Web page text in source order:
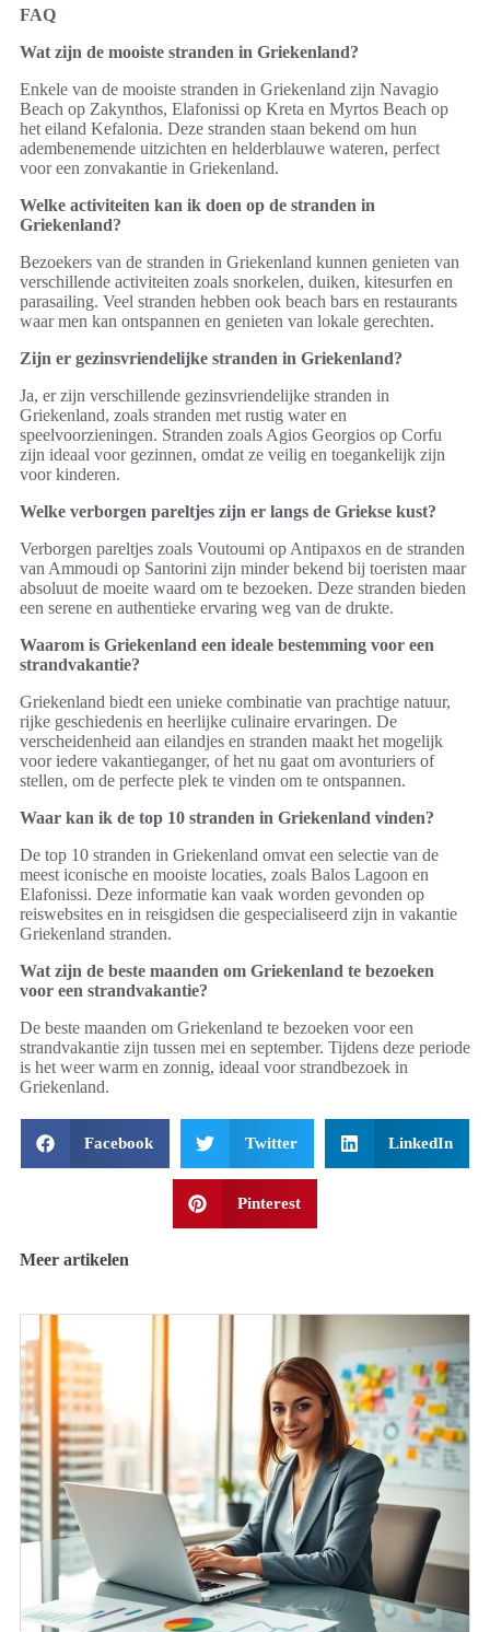
FAQ
Wat zijn de mooiste stranden in Griekenland?
Enkele van de mooiste stranden in Griekenland zijn Navagio
Beach op Zakynthos, Elafonissi op Kreta en Myrtos Beach op
het eiland Kefalonia. Deze stranden staan bekend om hun
adembenemende uitzichten en helderblauwe wateren, perfect
voor een zonvakantie in Griekenland.
Welke activiteiten kan ik doen op de stranden in
Griekenland?
Bezoekers van de stranden in Griekenland kunnen genieten van
verschillende activiteiten zoals snorkelen, duiken, kitesurfen en
parasailing. Veel stranden hebben ook beach bars en restaurants
waar men kan ontspannen en genieten van lokale gerechten.
Zijn er gezinsvriendelijke stranden in Griekenland?
Ja, er zijn verschillende gezinsvriendelijke stranden in
Griekenland, zoals stranden met rustig water en
speelvoorzieningen. Stranden zoals Agios Georgios op Corfu
zijn ideaal voor gezinnen, omdat ze veilig en toegankelijk zijn
voor kinderen.
Welke verborgen pareltjes zijn er langs de Griekse kust?
Verborgen pareltjes zoals Voutoumi op Antipaxos en de stranden
van Ammoudi op Santorini zijn minder bekend bij toeristen maar
absoluut de moeite waard om te bezoeken. Deze stranden bieden
een serene en authentieke ervaring weg van de drukte.
Waarom is Griekenland een ideale bestemming voor een
strandvakantie?
Griekenland biedt een unieke combinatie van prachtige natuur,
rijke geschiedenis en heerlijke culinaire ervaringen. De
verscheidenheid aan eilandjes en stranden maakt het mogelijk
voor iedere vakantieganger, of het nu gaat om avonturiers of
stellen, om de perfecte plek te vinden om te ontspannen.
Waar kan ik de top 10 stranden in Griekenland vinden?
De top 10 stranden in Griekenland omvat een selectie van de
meest iconische en mooiste locaties, zoals Balos Lagoon en
Elafonissi. Deze informatie kan vaak worden gevonden op
reiswebsites en in reisgidsen die gespecialiseerd zijn in vakantie
Griekenland stranden.
Wat zijn de beste maanden om Griekenland te bezoeken
voor een strandvakantie?
De beste maanden om Griekenland te bezoeken voor een
strandvakantie zijn tussen mei en september. Tijdens deze periode
is het weer warm en zonnig, ideaal voor strandbezoek in
Griekenland.
Facebook Twitter LinkedIn
Pinterest
Meer artikelen